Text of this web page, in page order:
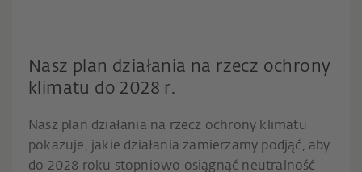
Nasz plan działania na rzecz ochrony
klimatu do 2028 r.
Nasz plan działania na rzecz ochrony klimatu
pokazuje, jakie działania zamierzamy podjąć, aby
do 2028 roku stopniowo osiągnąć neutralność